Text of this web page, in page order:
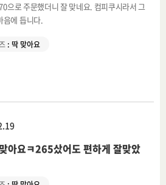
으로 주문했더니 잘 맞네요. 컴피쿠시라서 그
음에 듭니다.
: 딱 맞아요
아요ㅋ265샀어도 편하게 잘맞았